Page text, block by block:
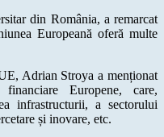
din România, a remarcat
Europeană oferă multe
Adrian Stroya a menționat
Europene, care,
infrastructurii, a sectorului
și inovare, etc.